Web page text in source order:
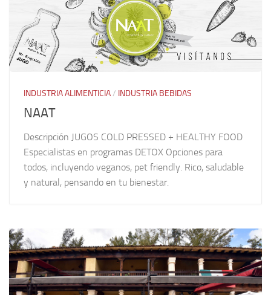
INDUSTRIA ALIMENTICIA/ INDUSTRIA BEBIDAS
NAAT
Descripción JUGOS COLD PRESSED + HEALTHY FOOD
Especialistas en programas DETOX Opciones para
todos, incluyendo veganos, pet friendly. Rico, saludable
y natural, pensando en tu bienestar.